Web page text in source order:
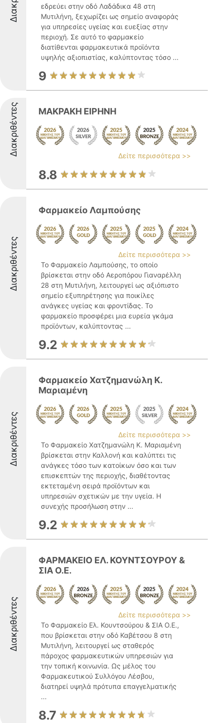
εδρεύει στην οδό Λαδάδικα 48 στη
Μυτιλήνη, ξεχωρίζει ως σημείο αναφοράς
για υπηρεσίες υγείας και ευεξίας στην
περιοχή. Σε αυτό το φαρμακείο
διατίθενται φαρμακευτικά προϊόντα
υψηλής αξιοπιστίας, καλύπτοντας τόσο ...
9
Διακριθέντες ΜΑΚΡΑΚΗ ΕΙΡΗΝΗ
Δείτε περισσότερα >>
8.8
Διακριθέντες
Φαρμακείο Λαμπούσης
Δείτε περισσότερα >>
Το Φαρμακείο Λαμπούσης, το οποίο
βρίσκεται στην οδό Αεροπόρου Γιαναρέλλη
28 στη Μυτιλήνη, λειτουργεί ως αξιόπιστο
σημείο εξυπηρέτησης για ποικίλες
ανάγκες υγείας και φροντίδας. Το
φαρμακείο προσφέρει μια ευρεία γκάμα
προϊόντων, καλύπτοντας ...
9.2
Διακριθέντες
Φαρμακείο Χατζημανώλη Κ.
Μαριαμένη
Δείτε περισσότερα >>
Το Φαρμακείο Χατζημανώλη Κ. Μαριαμένη
βρίσκεται στην Καλλονή και καλύπτει τις
ανάγκες τόσο των κατοίκων όσο και των
επισκεπτών της περιοχής, διαθέτοντας
εκτεταμένη σειρά προϊόντων και
υπηρεσιών σχετικών με την υγεία. Η
συνεχής προσήλωση στην ...
9.2
Διακριθέντες
ΦΑΡΜΑΚΕΙΟ ΕΛ. ΚΟΥΝΤΣΟΥΡΟΥ &
ΣΙΑ Ο.Ε.
Δείτε περισσότερα >>
Το Φαρμακείο Ελ. Κουντσούρου & ΣΙΑ Ο.Ε.,
που βρίσκεται στην οδό Καβέτσου 8 στη
Μυτιλήνη, λειτουργεί ως σταθερός
πάροχος φαρμακευτικών υπηρεσιών για
την τοπική κοινωνία. Ως μέλος του
Φαρμακευτικού Συλλόγου Λέσβου,
διατηρεί υψηλά πρότυπα επαγγελματικής
...
8.7